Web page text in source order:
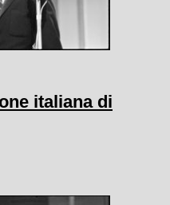
italiana di